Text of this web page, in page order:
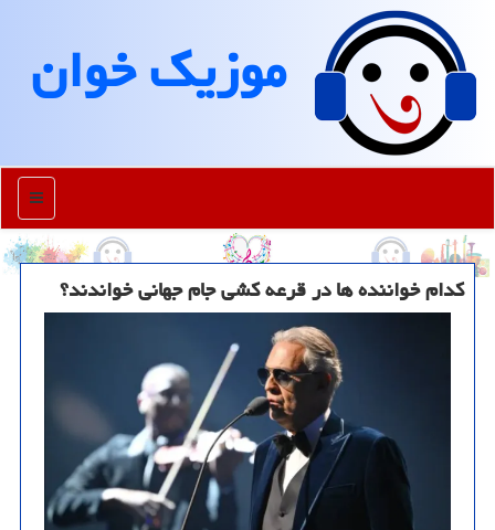
موزیك خوان
منو
کدام خواننده ها در قرعه کشی جام جهانی خواندند؟